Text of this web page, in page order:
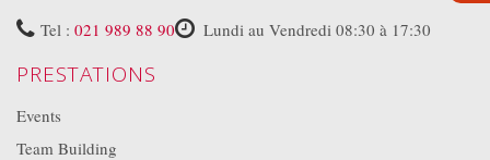
CONTACT
Tel : 021 989 88 90 Lundi au Vendredi 08:30 à 17:30
PRESTATIONS
Events
Team Building